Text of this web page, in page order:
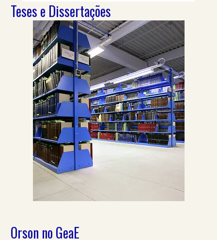
Teses e Dissertações
Orson no GeaE